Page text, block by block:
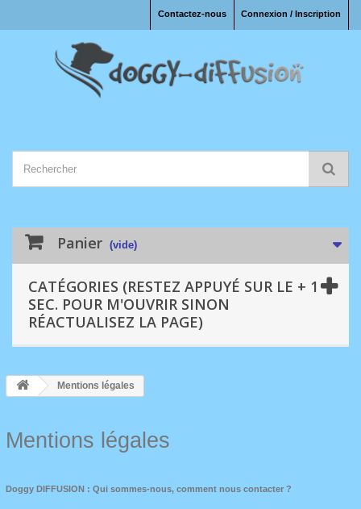
Connexion / Inscription
Contactez-nous
Panier (vide)
CATÉGORIES (RESTEZ APPUYÉ SUR LE + 1
SEC. POUR M'OUVRIR SINON
RÉACTUALISEZ LA PAGE)
Mentions légales
Mentions légales
Doggy DIFFUSION : Qui sommes-nous, comment nous contacter ?